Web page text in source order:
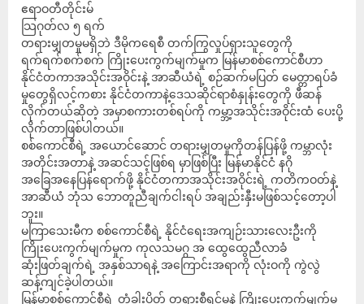
ဧရာဝတီတိုင်းမ်
သြဂုတ်လ ၅ ရက်
တရားမျှတမှုမရှိဘဲ ဒီမိုကရေစီ တက်ကြွလှုပ်ရှားသူတွေကို
ရက်ရက်စက်စက် ကြိုးပေးကွက်မျက်မှုက မြန်မာစစ်ကောင်စီဟာ
နိုင်ငံတကာအသိုင်းအဝိုင်းနဲ့ အာဆီယံရဲ့ စဉ်ဆက်မပြတ် မေတ္တာရပ်ခံ
မှုတွေရှိလင့်ကစား နိုင်ငံတကာနဲ့ဒေသဆိုင်ရာစံနှုန်းတွေကို ဖီဆန်
လိုက်တယ်ဆိုတဲ့ အမှာစကားတစ်ရပ်ကို ကမ္ဘာ့အသိုင်းအဝိုင်းထံ ပေးပို့
လိုက်တာဖြစ်ပါတယ်။
စစ်ကောင်စီရဲ့ အယောင်ဆောင် တရားမျှတမှုကိုတန်ပြန်ဖို့ ကမ္ဘာလုံး
အတိုင်းအတာနဲ့ အဆင်သင့်ဖြစ်ရ မှာဖြစ်ပြီး မြန်မာနိုင်ငံ နဂို
အခြေအနေပြန်ရောက်ဖို့ နိုင်ငံတကာအသိုင်းအဝိုင်းရဲ့ ကတိကဝတ်နဲ့
အာဆီယံ ဘုံသ ဘောတူညီချက်ငါးရပ် အချည်းနှီးမဖြစ်သင့်တော့ပါ
ဘူး။
မကြာသေးမီက စစ်ကောင်စီရဲ့ နိုင်ငံရေးအကျဉ်းသားလေးဦးကို
ကြိုးပေးကွက်မျက်မှုက ကုလသမဂ္ဂ အ ထွေထွေညီလာခံ
ဆုံးဖြတ်ချက်ရဲ့ အနှစ်သာရနဲ့ အကြောင်းအရာကို လုံးဝကို ကွဲလွဲ
ဆန့်ကျင်ခဲ့ပါတယ်။
မြန်မာစစ်ကောင်စီရဲ့ တံခါးပိတ် တရားစီရင်မှုနဲ့ ကြိုးပေးကွက်မျက်မှု